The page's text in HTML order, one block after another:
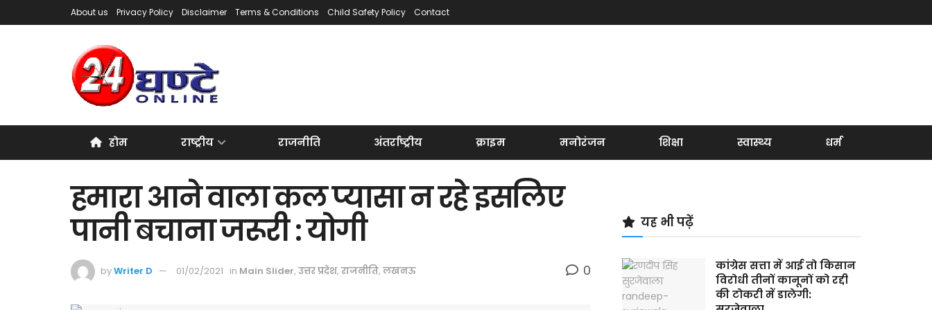
About us Privacy Policy Disclaimer Terms & Conditions Child Safety Policy Contact
होम राष्ट्रीय राजनीति अंतर्राष्ट्रीय क्राइम मनोरंजन शिक्षा स्वास्थ्य धर्म
हमारा आने वाला कल प्यासा न रहे इसलिए
पानी बचाना जरूरी : योगी
byWriter D 01/02/2021 in Main Slider, उत्तर प्रदेश, राजनीति, लखनऊ 0
यह भी पढ़ें
कांग्रेस सत्ता में आई तो किसान
विरोधी तीनों कानूनों को रद्दी
की टोकरी में डालेगी: